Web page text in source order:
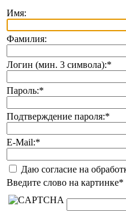
Имя:
Фамилия:
Логин (мин. 3 символа):*
Пароль:*
Подтверждение пароля:*
E-Mail:*
Даю согласие на
Введите слово на картинке*